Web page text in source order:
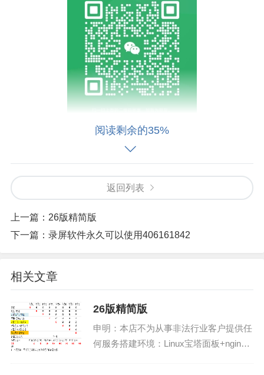
本店不为从事非法行业客户提供任何服务，请不要将本店提供
的产品服务用于任何违法事情，购买及默认同意用于从事合法
围内使用
用途 ；
文章版权声明
1. 本站所有资源来源于用户上传和网络，如有侵权请邮件
联系站长！
2. 分享目的仅供大家学习和交流，您必须在下载后24小时
阅读剩余的35%
返回列表
上一篇： 26版精简版
下一篇： 录屏软件永久可以使用406161842
相关文章
26版精简版
申明：本店不为从事非法行业客户提供任
何服务搭建环境：Linux宝塔面板+nginx+